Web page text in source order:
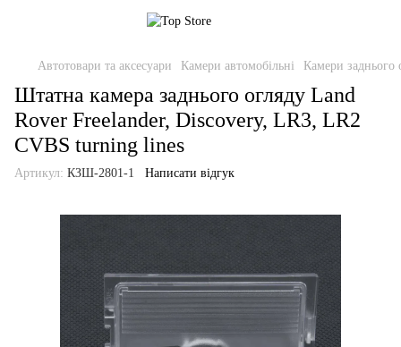
Автотовари та аксесуари Камери автомобільні Камери заднього
Штатна камера заднього огляду Land
Rover Freelander, Discovery, LR3, LR2
CVBS turning lines
Артикул: КЗШ-2801-1 Написати відгук